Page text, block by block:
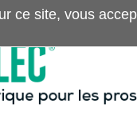
ce site, vous